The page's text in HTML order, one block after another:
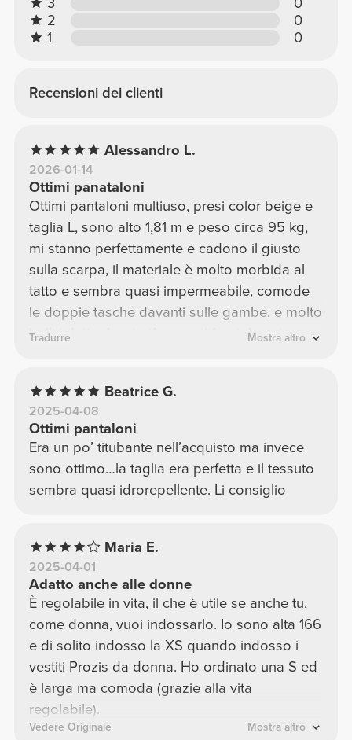
2
0
1
0
Recensioni dei clienti
Alessandro L.
2026-01-14
Ottimi panataloni
Ottimi pantaloni multiuso, presi color beige e
taglia L, sono alto 1,81 m e peso circa 95 kg,
mi stanno perfettamente e cadono il giusto
sulla scarpa, il materiale è molto morbida al
tatto e sembra quasi impermeabile, comode
le doppie tasche davanti sulle gambe, e molto
belli i dettagli catarifrangenti frontalmente,
Tradurre Mostra altro
Beatrice G.
2025-04-08
Ottimi pantaloni
Era un po’ titubante nell’acquisto ma invece
sono ottimo…la taglia era perfetta e il tessuto
sembra quasi idrorepellente. Li consiglio
Maria E.
2025-04-01
Adatto anche alle donne
È regolabile in vita, il che è utile se anche tu,
come donna, vuoi indossarlo. Io sono alta 166
e di solito indosso la XS quando indosso i
vestiti Prozis da donna. Ho ordinato una S ed
è larga ma comoda (grazie alla vita
regolabile).
Vedere Originale Mostra altro